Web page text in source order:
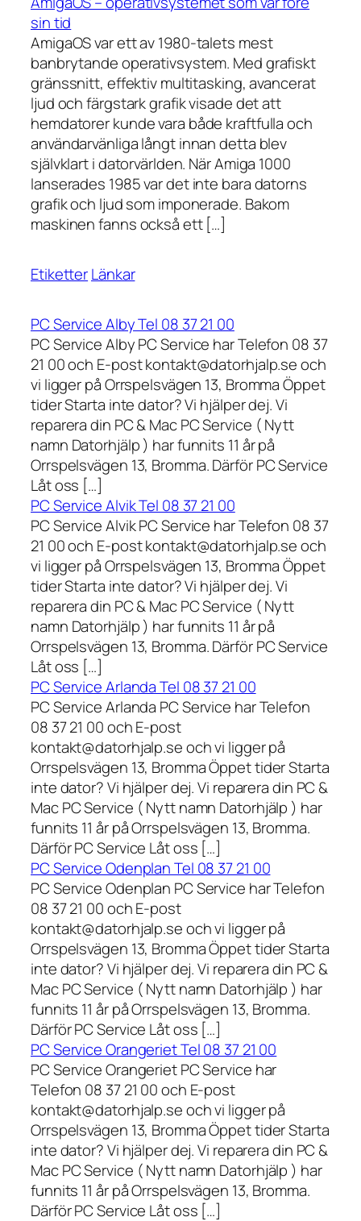
sin tid
AmigaOS var ett av 1980-talets mest
banbrytande operativsystem. Med grafiskt
gränssnitt, effektiv multitasking, avancerat
ljud och färgstark grafik visade det att
hemdatorer kunde vara både kraftfulla och
användarvänliga långt innan detta blev
självklart i datorvärlden. När Amiga 1000
lanserades 1985 var det inte bara datorns
grafik och ljud som imponerade. Bakom
maskinen fanns också ett […]
EtiketterLänkar
PC Service Alby Tel 08 37 21 00
PC Service Alby PC Service har Telefon 08 37
21 00 och E-post kontakt@datorhjalp.se och
vi ligger på Orrspelsvägen 13, Bromma Öppet
tider Starta inte dator? Vi hjälper dej. Vi
reparera din PC & Mac PC Service ( Nytt
namn Datorhjälp ) har funnits 11 år på
Orrspelsvägen 13, Bromma. Därför PC Service
Låt oss […]
PC Service Alvik Tel 08 37 21 00
PC Service Alvik PC Service har Telefon 08 37
21 00 och E-post kontakt@datorhjalp.se och
vi ligger på Orrspelsvägen 13, Bromma Öppet
tider Starta inte dator? Vi hjälper dej. Vi
reparera din PC & Mac PC Service ( Nytt
namn Datorhjälp ) har funnits 11 år på
Orrspelsvägen 13, Bromma. Därför PC Service
Låt oss […]
PC Service Arlanda Tel 08 37 21 00
PC Service Arlanda PC Service har Telefon
08 37 21 00 och E-post
kontakt@datorhjalp.se och vi ligger på
Orrspelsvägen 13, Bromma Öppet tider Starta
inte dator? Vi hjälper dej. Vi reparera din PC &
Mac PC Service ( Nytt namn Datorhjälp ) har
funnits 11 år på Orrspelsvägen 13, Bromma.
Därför PC Service Låt oss […]
PC Service Odenplan Tel 08 37 21 00
PC Service Odenplan PC Service har Telefon
08 37 21 00 och E-post
kontakt@datorhjalp.se och vi ligger på
Orrspelsvägen 13, Bromma Öppet tider Starta
inte dator? Vi hjälper dej. Vi reparera din PC &
Mac PC Service ( Nytt namn Datorhjälp ) har
funnits 11 år på Orrspelsvägen 13, Bromma.
Därför PC Service Låt oss […]
PC Service Orangeriet Tel 08 37 21 00
PC Service Orangeriet PC Service har
Telefon 08 37 21 00 och E-post
kontakt@datorhjalp.se och vi ligger på
Orrspelsvägen 13, Bromma Öppet tider Starta
inte dator? Vi hjälper dej. Vi reparera din PC &
Mac PC Service ( Nytt namn Datorhjälp ) har
funnits 11 år på Orrspelsvägen 13, Bromma.
Därför PC Service Låt oss […]